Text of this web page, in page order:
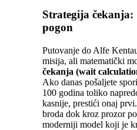
Strategija
pogon
Putovanje do Alfe
misija, ali matematički
čekanja (wait
Ako danas pošaljete
100 godina toliko
kasnije, prestići onaj
broda dok kroz prozor
moderniji model koji je